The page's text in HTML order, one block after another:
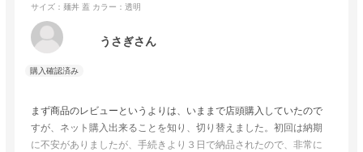
サイズ：麺丼 蓋 カラー：透明
うさぎさん
まず商品のレビューというよりは、いままで店頭購入していたので
すが、ネット購入出来ることを知り、切り替えました。初回は納期
に不安がありましたが、手続きより３日で納品されたので、非常に